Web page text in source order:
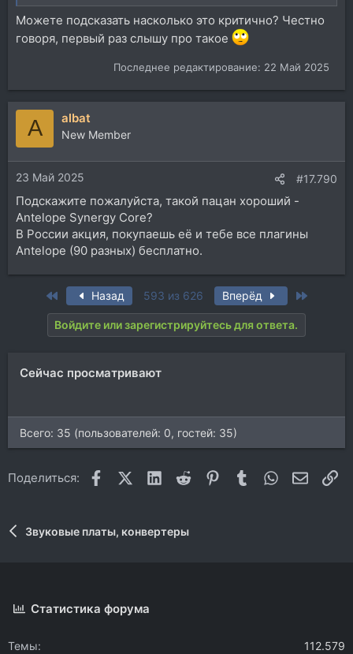
Можете подсказать насколько это критично? Честно
говоря, первый раз слышу про такое
Последнее редактирование: 22 Май 2025
A albat
New Member
23 Май 2025 #17.790
Подскажите пожалуйста, такой пацан хороший -
Antelope Synergy Core?
В России акция, покупаешь еë и тебе все плагины
Antelope (90 разных) бесплатно.
First Назад 593 из 626 Вперёд
Войдите или зарегистрируйтесь для ответа.
Сейчас просматривают
Всего: 35 (пользователей: 0, гостей: 35)
Поделиться: FacebookX (Twitter)
LinkedIn
Reddit Pinterest
Tumblr WhatsApp
Звуковые платы, конвертеры
Статистика форума
Темы
112.579